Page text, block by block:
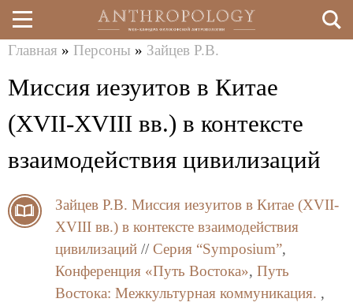
Перейти
к
основному
здесь
Главная » Персоны » Зайцев Р.В.
Миссия иезуитов в Китае
(XVII-XVIII вв.) в контексте
взаимодействия цивилизаций
Зайцев Р.В. Миссия иезуитов в Китае (XVII-
XVIII вв.) в контексте взаимодействия
цивилизаций // Серия “Symposium”,
Конференция «Путь Востока», Путь
Востока: Межкультурная коммуникация. ,